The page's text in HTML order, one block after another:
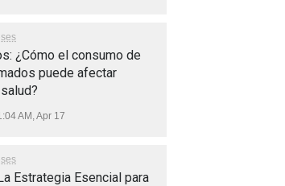
¿Cómo el consumo de
puede afectar
AM, Apr 17
Estrategia Esencial para